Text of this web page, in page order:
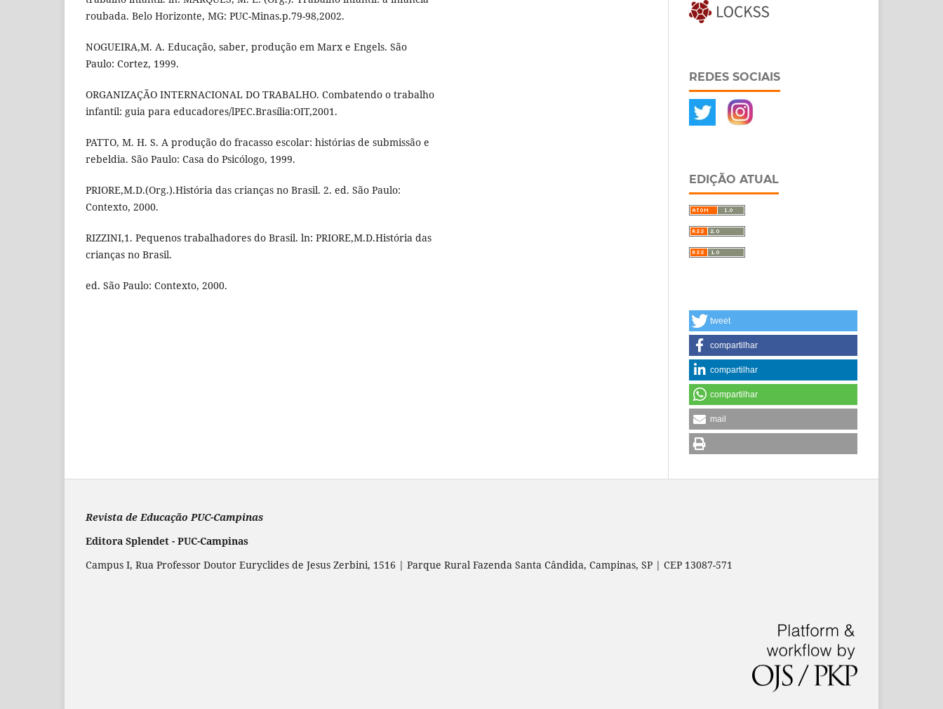
roubada. Belo Horizonte, MG: PUC-Minas.p.79-98,2002.
NOGUEIRA,M. A. Educação, saber, produção em Marx e Engels. São
Paulo: Cortez, 1999.
ORGANIZAÇÃO INTERNACIONAL DO TRABALHO. Combatendo o trabalho
infantil: guia para educadores/lPEC.Brasília:OIT,2001.
PATTO, M. H. S. A produção do fracasso escolar: histórias de submissão e
rebeldia. São Paulo: Casa do Psicólogo, 1999.
PRIORE,M.D.(Org.).História das crianças no Brasil. 2. ed. São Paulo:
Contexto, 2000.
RIZZINI,1. Pequenos trabalhadores do Brasil. ln: PRIORE,M.D.História das
crianças no Brasil.
ed. São Paulo: Contexto, 2000.
REDES SOCIAIS
EDIÇÃO ATUAL
tweet
compartilhar
compartilhar
compartilhar
mail
Revista de Educação PUC-Campinas
Editora Splendet - PUC-Campinas
Campus I, Rua Professor Doutor Euryclides de Jesus Zerbini, 1516 | Parque Rural Fazenda Santa Cândida, Campinas, SP | CEP 13087-571